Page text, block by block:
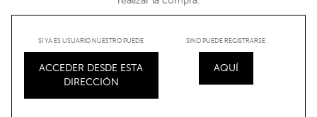
SI YA ES USUARIO NUESTRO PUEDE
ACCEDER DESDE ESTA
DIRECCIÓN
SINO PUEDE REGISTRARSE
AQUÍ